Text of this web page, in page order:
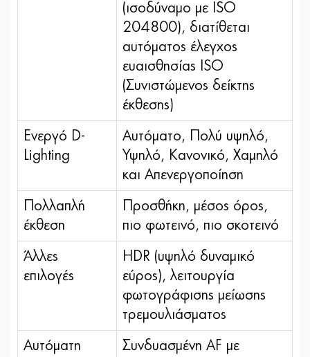
(ισοδύναμο με ISO
204800), διατίθεται
αυτόματος έλεγχος
ευαισθησίας ISO
(Συνιστώμενος δείκτης
έκθεσης)
Ενεργό D-
Lighting
Αυτόματο, Πολύ υψηλό,
Υψηλό, Κανονικό, Χαμηλό
και Απενεργοποίηση
Πολλαπλή
έκθεση
Προσθήκη, μέσος όρος,
πιο φωτεινό, πιο σκοτεινό
Άλλες
επιλογές
HDR (υψηλό δυναμικό
εύρος), λειτουργία
φωτογράφισης μείωσης
τρεμουλιάσματος
Αυτόματη
Συνδυασμένη AF με